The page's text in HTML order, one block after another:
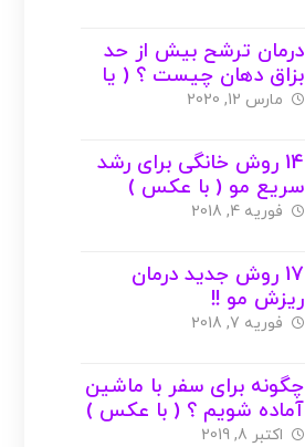
درمان ترشح بیش از حد
بزاق دهان چیست ؟ ( یا
عکس )
مارس 12, 2020
14 روش خانگی برای رشد
سریع مو ( با عکس )
فوریه 4, 2018
17 روش جدید درمان
ریزش مو !!
فوریه 7, 2018
چگونه برای سفر با ماشین
آماده شویم ؟ ( با عکس )
اکتبر 8, 2019